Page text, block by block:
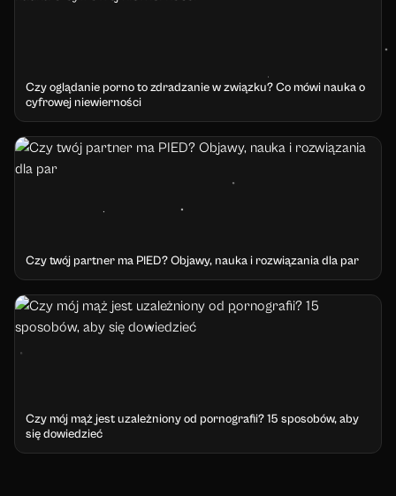
Czy oglądanie porno to zdradzanie w związku? Co mówi nauka o
cyfrowej niewierności
Czy twój partner ma PIED? Objawy, nauka i rozwiązania dla par
Czy mój mąż jest uzależniony od pornografii? 15 sposobów, aby
się dowiedzieć